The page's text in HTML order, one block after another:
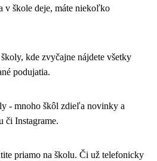
v škole deje, máte niekoľko
kde zvyčajne nájdete všetky
podujatia.
- mnoho škôl zdieľa novinky a
či Instagrame.
priamo na školu. Či už telefonicky